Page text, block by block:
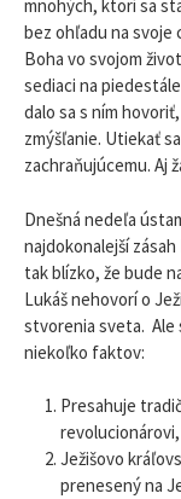
mnohých, ktorí sa
bez ohľadu na svoje
Boha vo svojom
sediaci na
dalo sa s ním
zmýšľanie. Utiekať
zachraňujúcemu. Aj
Dnešná nedeľa
najdokonalejší
tak blízko, že bude
Lukáš nehovorí o
stvorenia sveta. Ale
niekoľko faktov:
Presahuje
Ježišovo
prenesený na